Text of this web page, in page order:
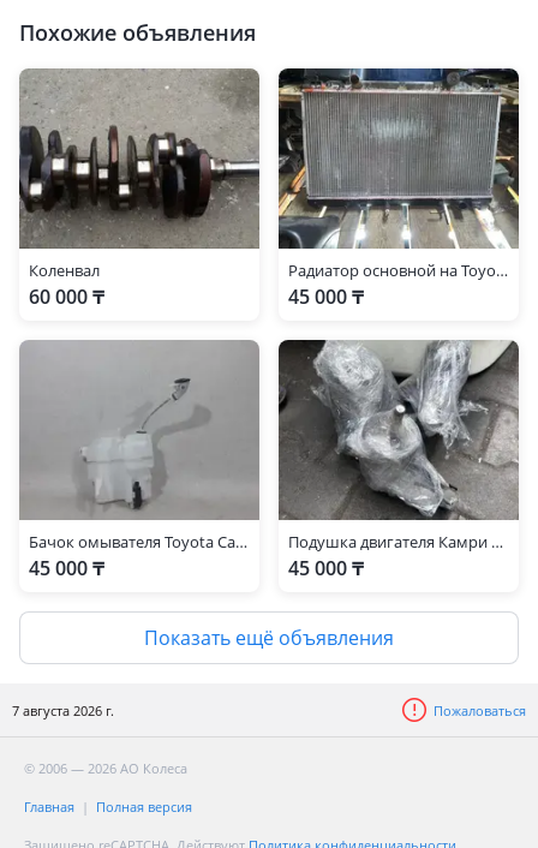
Похожие объявления
Коленвал
60 000 ₸
Радиатор основной на Toyota Camry 30 2, 4 60.000 км пробег
45 000 ₸
Бачок омывателя Toyota Camry70 (XV70) 2017-н. В.
45 000 ₸
Подушка двигателя Камри 40 2.4 объём
45 000 ₸
Показать ещё объявления
7 августа 2026 г. Пожаловаться
© 2006 — 2026 АО Колеса
Главная Полная версия